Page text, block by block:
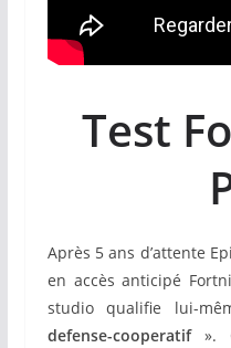
Test
Après 5 ans d’attente
en accès anticipé
studio qualifie lui-
defense-cooperatif».